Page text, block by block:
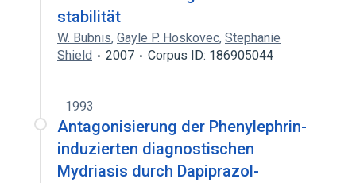
stabilität
W. Bubnis, Gayle P. Hoskovec, Stephanie
Shield
2007 Corpus ID: 186905044
1993
Antagonisierung der Phenylephrin-
induzierten diagnostischen
Mydriasis durch Dapiprazol-